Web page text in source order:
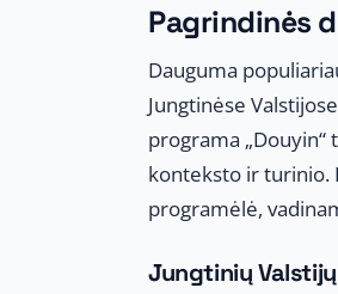
Pagrindinės
Dauguma
Jungtinėse
programa
konteksto ir turinio.
programėlė,
Jungtinių